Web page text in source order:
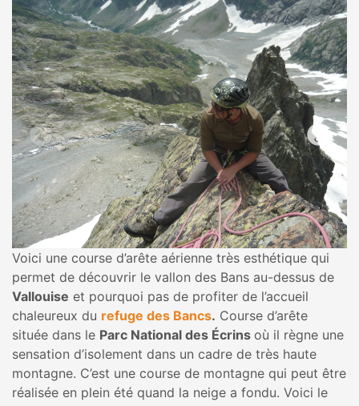
Voici une course d’arête aérienne très esthétique qui
permet de découvrir le vallon des Bans au-dessus de
Vallouise et pourquoi pas de profiter de l’accueil
chaleureux du refuge des Bancs. Course d’arête
située dans le Parc National des Écrins où il règne une
sensation d’isolement dans un cadre de très haute
montagne. C’est une course de montagne qui peut être
réalisée en plein été quand la neige a fondu. Voici le